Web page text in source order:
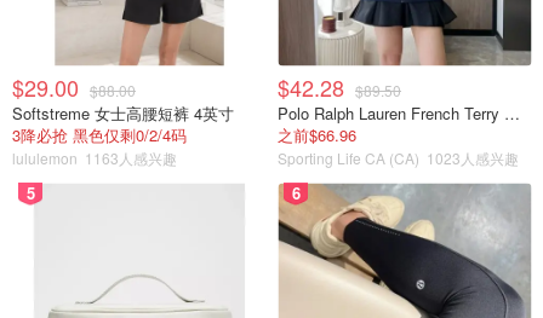
$29.00 $88.00
Softstreme 女士高腰短裤 4英寸
3降必抢 黑色仅剩0/2/4码
lululemon 1163人感兴趣
$42.28 $89.50
Polo Ralph Lauren French Terry 女童连帽卫衣 7-16码
之前$66.96
Sporting Life CA (CA) 1023人感兴趣
5 6